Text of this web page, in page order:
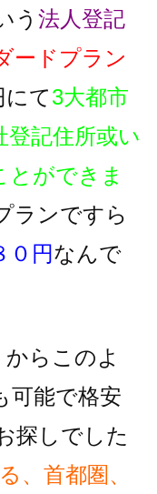
う 法人登記
ードプラン
にて3大都市
登記住所或い
とができま
ランですら
０円なんで
からこのよ
可能で格安
探しでした
、首都圏、